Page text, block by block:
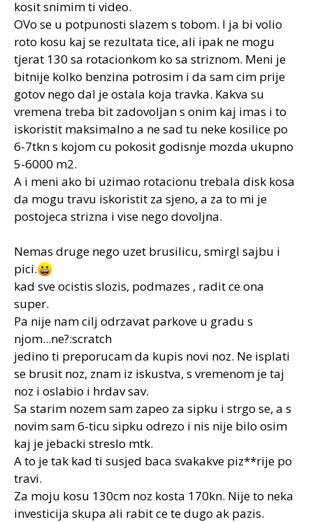
travnjaka s visinom trave do kuka.
Za koji tjedan cu kosit dvoriste doma pa cu ti snimit
kosu i sve pa da vidis kak to ide.
kosit snimim ti video.
OVo se u potpunosti slazem s tobom. I ja bi volio
roto kosu kaj se rezultata tice, ali ipak ne mogu
tjerat 130 sa rotacionkom ko sa striznom. Meni je
bitnije kolko benzina potrosim i da sam cim prije
gotov nego dal je ostala koja travka. Kakva su
vremena treba bit zadovoljan s onim kaj imas i to
iskoristit maksimalno a ne sad tu neke kosilice po
6-7tkn s kojom cu pokosit godisnje mozda ukupno
5-6000 m2.
A i meni ako bi uzimao rotacionu trebala disk kosa
da mogu travu iskoristit za sjeno, a za to mi je
postojeca strizna i vise nego dovoljna.
Nemas druge nego uzet brusilicu, smirgl sajbu i
pici.
kad sve ocistis slozis, podmazes , radit ce ona
super.
Pa nije nam cilj odrzavat parkove u gradu s
njom...ne?:scratch
jedino ti preporucam da kupis novi noz. Ne isplati
se brusit noz, znam iz iskustva, s vremenom je taj
noz i oslabio i hrdav sav.
Sa starim nozem sam zapeo za sipku i strgo se, a s
novim sam 6-ticu sipku odrezo i nis nije bilo osim
kaj je jebacki streslo mtk.
A to je tak kad ti susjed baca svakakve piz**rije po
travi.
Za moju kosu 130cm noz kosta 170kn. Nije to neka
investicija skupa ali rabit ce te dugo ak pazis.